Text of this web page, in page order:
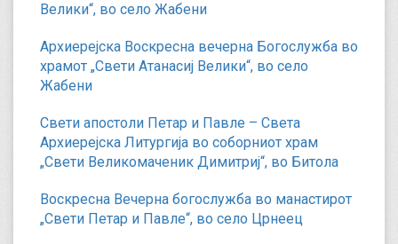
Велики“, во село Жабени
Архиерејска Воскресна вечерна Богослужба во
храмот „Свети Атанасиј Велики“, во село
Жабени
Свети апостоли Петар и Павле – Света
Архиерејска Литургија во соборниот храм
„Свети Великомаченик Димитриј“, во Битола
Воскресна Вечерна богослужба во манастирот
„Свети Петар и Павле“, во село Црнеец